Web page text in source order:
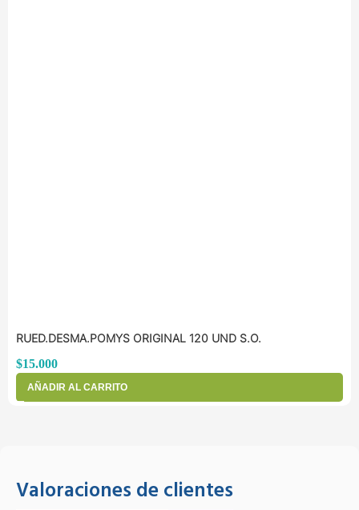
RUED.DESMA.POMYS ORIGINAL 120 UND S.O.
$15.000
AÑADIR AL CARRITO
Valoraciones de clientes